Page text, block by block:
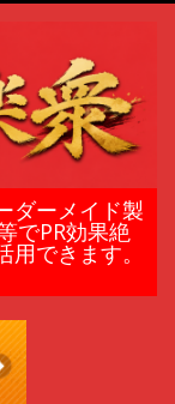
ダーメイド製
でPR効果絶
できます。